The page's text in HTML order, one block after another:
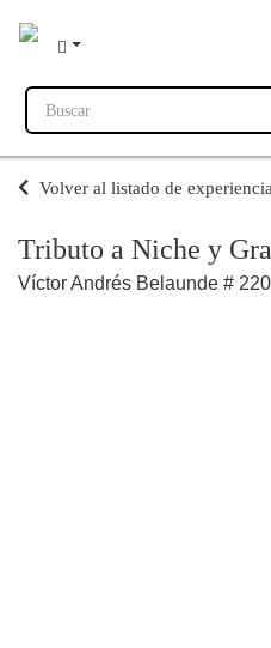
Buscar
Volver al listado de
Tributo a Niche y
Víctor Andrés Belaunde #